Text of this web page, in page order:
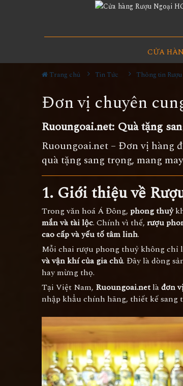
CỬA
Trang chủ Tin Tức Thông tin
Đơn vị chuyên
Ruoungoai.net: Quà tặng
Ruoungoai.net – Đơn vị hàng
quà tặng sang trọng, mang
1. Giới thiệu về
Trong văn hoá Á Đông, phong thuỷ
mắn và tài lộc. Chính vì thế, rượu
cao cấp và yếu tố tâm linh.
Mỗi chai rượu phong thuỷ không chỉ
và vận khí của gia chủ. Đây là dòng
hay mừng thọ.
Tại Việt Nam, Ruoungoai.netlàđơn
nhập khẩu chính hãng, thiết kế sang